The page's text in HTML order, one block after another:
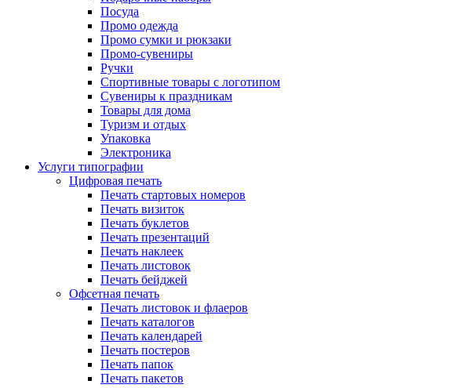
Посуда
Промо одежда
Промо сумки и рюкзаки
Промо-сувениры
Ручки
Спортивные товары с логотипом
Сувениры к праздникам
Товары для дома
Туризм и отдых
Упаковка
Электроника
Услуги типографии
Цифровая печать
Печать стартовых номеров
Печать визиток
Печать буклетов
Печать презентаций
Печать наклеек
Печать листовок
Печать бейджей
Офсетная печать
Печать листовок и флаеров
Печать каталогов
Печать календарей
Печать постеров
Печать папок
Печать пакетов